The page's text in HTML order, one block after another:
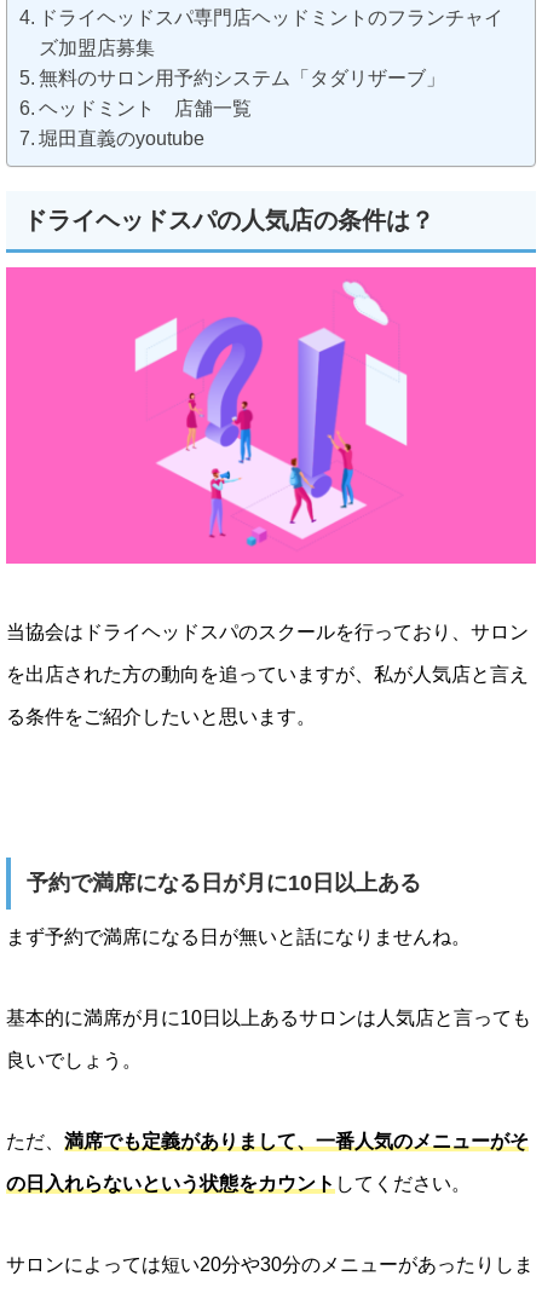
ドライヘッドスパ専門店ヘッドミントのフランチャイ
ズ加盟店募集
無料のサロン用予約システム「タダリザーブ」
ヘッドミント 店舗一覧
堀田直義のyoutube
ドライヘッドスパの人気店の条件は？
当協会はドライヘッドスパのスクールを行っており、サロン
を出店された方の動向を追っていますが、私が人気店と言え
る条件をご紹介したいと思います。
予約で満席になる日が月に10日以上ある
まず予約で満席になる日が無いと話になりませんね。
基本的に満席が月に10日以上あるサロンは人気店と言っても
良いでしょう。
ただ、 満席でも定義がありまして、一番人気のメニューがそ
の日入れらないという状態をカウントしてください。
サロンによっては短い20分や30分のメニューがあったりしま